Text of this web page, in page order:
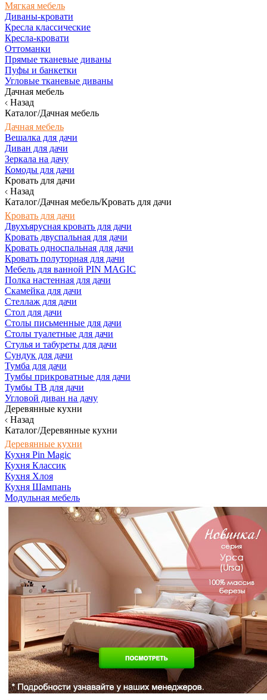
Мягкая мебель
Диваны-кровати
Кресла классические
Кресла-кровати
Оттоманки
Прямые тканевые диваны
Пуфы и банкетки
Угловые тканевые диваны
Дачная мебель
Назад
Каталог/Дачная мебель
Дачная мебель
Вешалка для дачи
Диван для дачи
Зеркала на дачу
Комоды для дачи
Кровать для дачи
Назад
Каталог/Дачная мебель/Кровать для дачи
Кровать для дачи
Двухъярусная кровать для дачи
Кровать двуспальная для дачи
Кровать односпальная для дачи
Кровать полуторная для дачи
Мебель для ванной PIN MAGIC
Полка настенная для дачи
Скамейка для дачи
Стеллаж для дачи
Стол для дачи
Столы письменные для дачи
Столы туалетные для дачи
Стулья и табуреты для дачи
Сундук для дачи
Тумба для дачи
Тумбы прикроватные для дачи
Тумбы ТВ для дачи
Угловой диван на дачу
Деревянные кухни
Назад
Каталог/Деревянные кухни
Деревянные кухни
Кухня Pin Magic
Кухня Классик
Кухня Хлоя
Кухня Шампань
Модульная мебель